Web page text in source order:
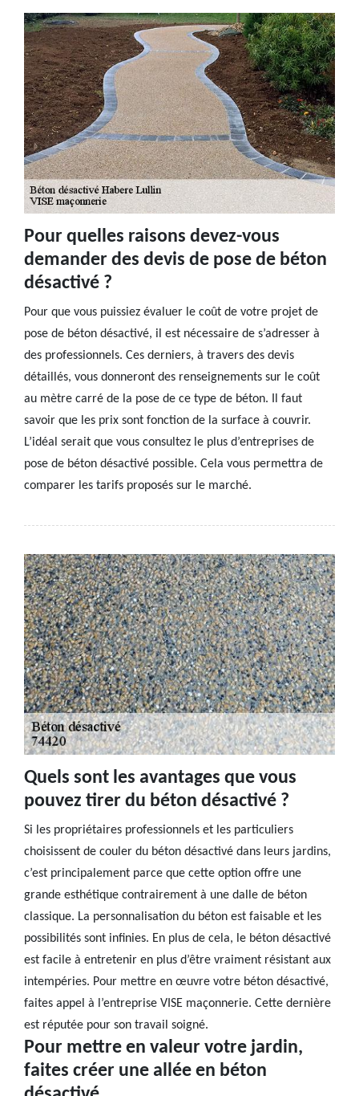
Pour quelles raisons devez-vous
demander des devis de pose de béton
désactivé ?
Pour que vous puissiez évaluer le coût de votre projet de
pose de béton désactivé, il est nécessaire de s’adresser à
des professionnels. Ces derniers, à travers des devis
détaillés, vous donneront des renseignements sur le coût
au mètre carré de la pose de ce type de béton. Il faut
savoir que les prix sont fonction de la surface à couvrir.
L’idéal serait que vous consultez le plus d’entreprises de
pose de béton désactivé possible. Cela vous permettra de
comparer les tarifs proposés sur le marché.
Quels sont les avantages que vous
pouvez tirer du béton désactivé ?
Si les propriétaires professionnels et les particuliers
choisissent de couler du béton désactivé dans leurs jardins,
c’est principalement parce que cette option offre une
grande esthétique contrairement à une dalle de béton
classique. La personnalisation du béton est faisable et les
possibilités sont infinies. En plus de cela, le béton désactivé
est facile à entretenir en plus d’être vraiment résistant aux
intempéries. Pour mettre en œuvre votre béton désactivé,
faites appel à l’entreprise VISE maçonnerie. Cette dernière
est réputée pour son travail soigné.
Pour mettre en valeur votre jardin,
faites créer une allée en béton